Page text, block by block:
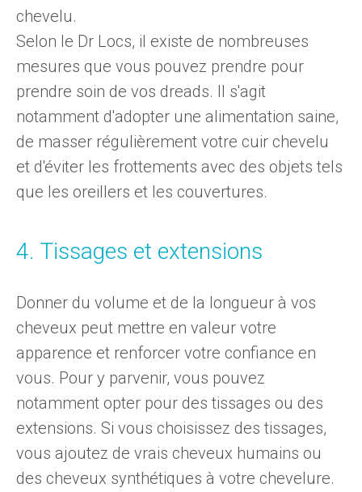
chevelu.
Selon le Dr Locs, il existe de nombreuses
mesures que vous pouvez prendre pour
prendre soin de vos dreads. Il s'agit
notamment d'adopter une alimentation saine,
de masser régulièrement votre cuir chevelu
et d'éviter les frottements avec des objets tels
que les oreillers et les couvertures.
4. Tissages et extensions
Donner du volume et de la longueur à vos
cheveux peut mettre en valeur votre
apparence et renforcer votre confiance en
vous. Pour y parvenir, vous pouvez
notamment opter pour des tissages ou des
extensions. Si vous choisissez des tissages,
vous ajoutez de vrais cheveux humains ou
des cheveux synthétiques à votre chevelure.